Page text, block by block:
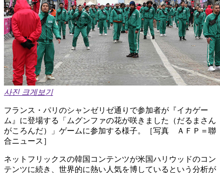
사진 크게보기
フランス・パリのシャンゼリゼ通りで参加者が『イカゲー
ム』に登場する「ムグンファの花が咲きました（だるまさん
がころんだ）」ゲームに参加する様子。［写真 ＡＦＰ＝聯
合ニュース］
ネットフリックスの韓国コンテンツが米国ハリウッドのコン
テンツに続き、世界的に熱い人気を博しているという分析が